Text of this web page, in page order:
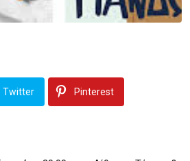
Twitter Pinterest